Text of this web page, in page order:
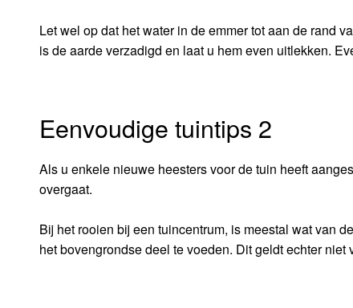
Let wel op dat het water in de emmer tot aan de rand
is de aarde verzadigd en laat u hem even uitlekken.
Eenvoudige tuintips 2
Als u enkele nieuwe heesters voor de tuin heeft
overgaat.
Bij het rooien bij een tuincentrum, is meestal wat van
het bovengrondse deel te voeden. Dit geldt echter